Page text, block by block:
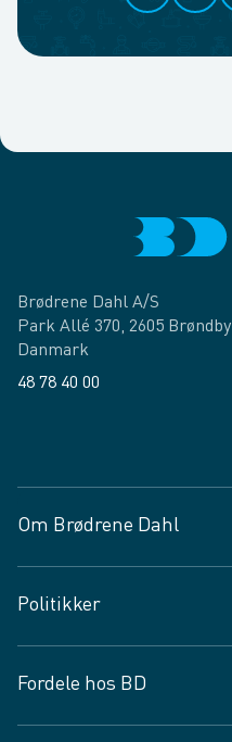
Brødrene Dahl A/S
Park Allé 370, 2605 Brøndby
Danmark
48 78 40 00
Om Brødrene Dahl
Vagttelefon 30 10 89 89
Spørgsmål og svar
Job og karriere
Fødevarekontrolrapport
Politikker
Privatlivspolitik
Cookies
Fordele hos BD